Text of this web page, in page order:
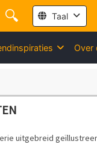
🔍 Taal
Over
uitgebreid